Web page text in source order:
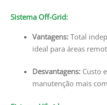
Sistema Off-Grid:
Vantagens: Total
ideal para áreas
Desvantagens: Custo
manutenção mais